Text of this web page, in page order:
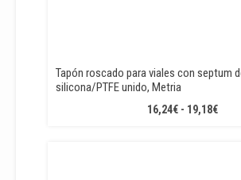
Tapón roscado para viales con septum
silicona/PTFE unido, Metria
16,24€ - 19,18€